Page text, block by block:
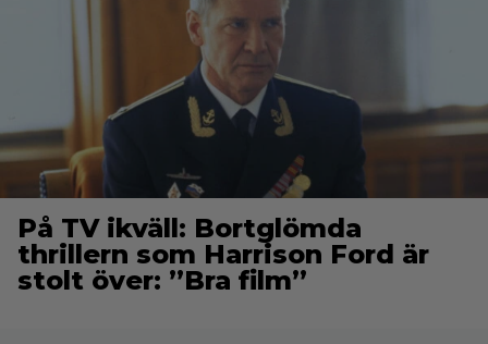
På TV ikväll: Bortglömda
thrillern som Harrison Ford är
stolt över: ”Bra film”